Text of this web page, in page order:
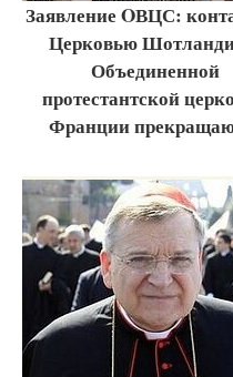
Заявление OВЦС:
Церковью
Объединенной
протестантской
Франции